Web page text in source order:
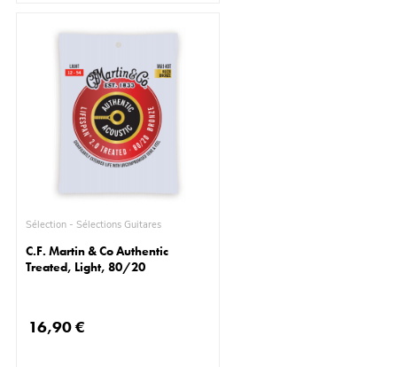
Sélection - Sélections Guitares
C.F. Martin & Co Authentic
Treated, Light, 80/20
16,90 €